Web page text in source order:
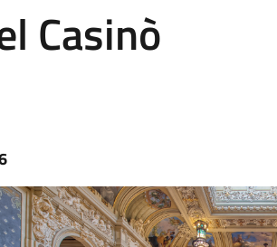
Casinò